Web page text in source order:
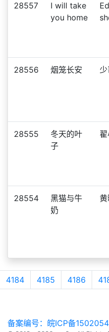
28557
I will take
you home
Ed
28556 烟笼长安
28555
冬天的叶
子
28554
黑猫与牛
奶
黄
4184 4185 4186
备案编号：皖ICP备